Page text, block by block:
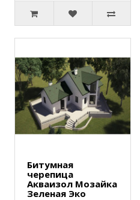
Битумная
черепица
Акваизол Мозайка
Зеленая Эко